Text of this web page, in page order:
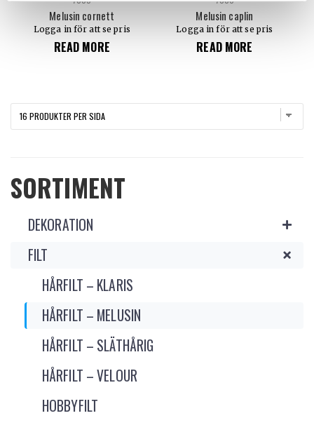
Melusin cornett
Logga in för att se pris
READ MORE
Melusin caplin
Logga in för att se pris
READ MORE
SORTIMENT
DEKORATION
FILT
HÅRFILT – KLARIS
HÅRFILT – MELUSIN
HÅRFILT – SLÄTHÅRIG
HÅRFILT – VELOUR
HOBBYFILT